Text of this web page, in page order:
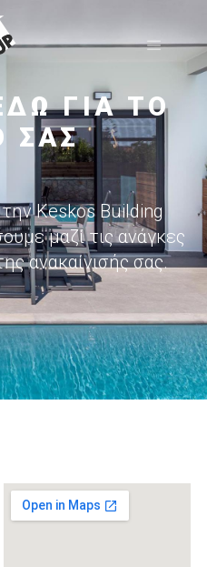
ΓΙΑ ΤΟ
ΣΑΣ
Keskos Building
μαζί τις ανάγκες
ανακαίνισής σας.